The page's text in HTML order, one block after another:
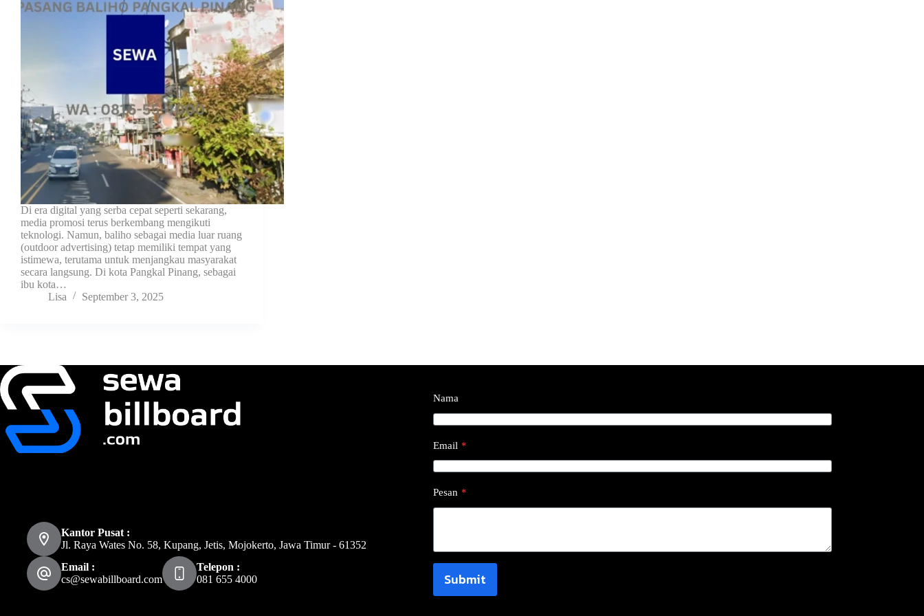
Di era digital yang serba cepat seperti sekarang,
media promosi terus berkembang mengikuti
teknologi. Namun, baliho sebagai media luar ruang
(outdoor advertising) tetap memiliki tempat yang
istimewa, terutama untuk menjangkau masyarakat
secara langsung. Di kota Pangkal Pinang, sebagai
ibu kota…
Lisa
September 3, 2025
Kantor Pusat :
Jl. Raya Wates No. 58, Kupang, Jetis, Mojokerto, Jawa Timur - 61352
Email :
cs@sewabillboard.com
Telepon :
081 655 4000
Nama
Email *
Pesan *
Submit